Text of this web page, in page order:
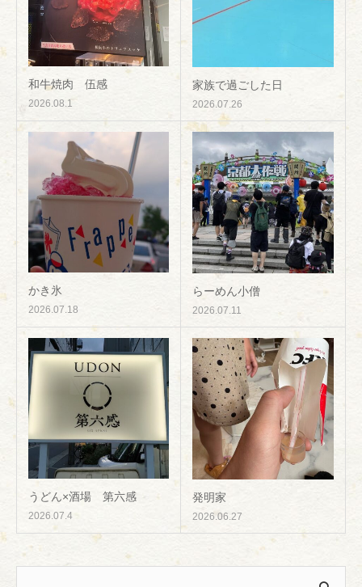
和牛焼肉 伍感
2026.08.1
家族で過ごした日
2026.07.26
かき氷
2026.07.18
らーめん小僧
2026.07.11
うどん×酒場 第六感
2026.07.4
発明家
2026.06.27